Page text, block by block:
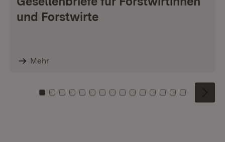
und Forstwirte
Mehr
Zu Kachel: 0
Zu Kachel: 1
Zu Kachel: 2
Zu Kachel: 3
Zu Kachel: 4
Zu Kachel: 5
Zu Kachel: 6
Zu Kachel: 7
Zu Kachel: 8
Zu Kachel: 9
Zu Kachel: 10
Zu Kachel: 11
Zu Kachel: 12
Zu Kachel:
Zu